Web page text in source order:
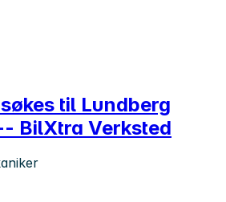
til Lundberg
BilXtra Verksted